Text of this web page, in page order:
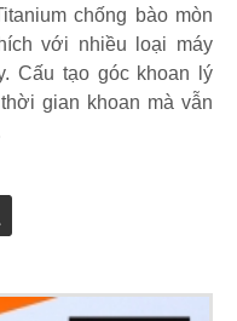
chống bào mòn
với nhiều loại máy
Cấu tạo góc khoan lý
gian khoan mà vẫn